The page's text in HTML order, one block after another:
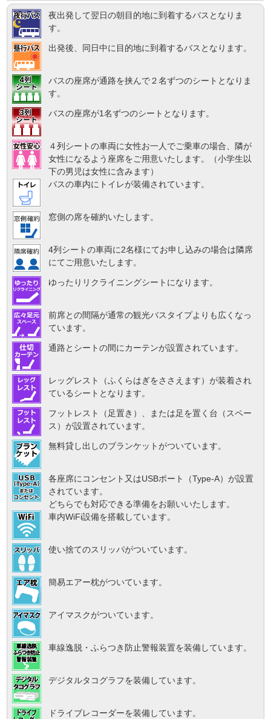
夜出発して翌日の朝目的地に到着するバスとなりま
す。
出発後、同日中に目的地に到着するバスとなります。
バスの座席が通路を挟んで２名ずつのシートとなりま
す。
バスの座席が1名ずつのシートとなります。
４列シートの車両に女性お一人でご乗車の場合、隣が
女性になるよう座席をご用意いたします。（小学生以
下の男児は女性に含みます）
バスの車内にトイレが装備されています。
窓側の席を確約いたします。
4列シートの車両に2名様にてお申し込みの場合は隣席
にてご用意いたします。
ゆったりリクライニングシートになります。
前席との間隔が通常の観光バスタイプよりも広くなっ
ています。
通路とシートの間にカーテンが設置されています。
レッグレスト（ふくらはぎをささえます）が装着され
ているシートとなります。
フットレスト（足置き）、または足を置く台（スペー
ス）が設置されています。
無料貸し出しのブランケットがついています。
各座席にコンセント又はUSBポート（Type-A）が設置
されています。
どちらでも対応できる準備をお願いいたします。
車内WiFi設備を搭載しています。
使い捨てのスリッパがついています。
簡易エアー枕がついています。
アイマスクがついています。
車線逸脱・ふらつき防止警報装置を装備しています。
デジタルタコグラフを装備しています。
ドライブレコーダーを装備しています。